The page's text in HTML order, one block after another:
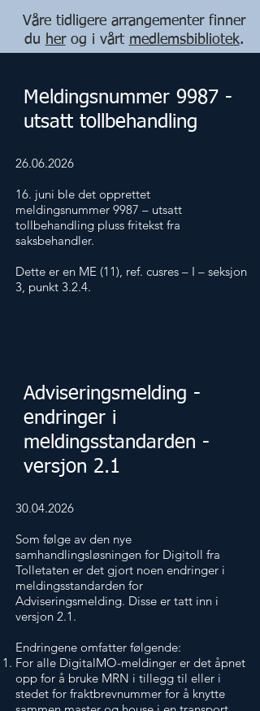
Våre tidligere arrangementer finner
du herog i vårt medlemsbibliotek.
Meldingsnummer 9987 -
utsatt tollbehandling
26.06.2026
16. juni ble det opprettet
meldingsnummer 9987 – utsatt
tollbehandling pluss fritekst fra
saksbehandler.
Dette er en ME (11), ref. cusres – I – seksjon
3, punkt 3.2.4.
Adviseringsmelding -
endringer i
meldingsstandarden -
versjon 2.1
30.04.2026
Som følge av den nye
samhandlingsløsningen for Digitoll fra
Tolletaten er det gjort noen endringer i
meldingsstandarden for
Adviseringsmelding. Disse er tatt inn i
versjon 2.1.
Endringene omfatter følgende:
For alle DigitalMO-meldinger er det åpnet
opp for å bruke MRN i tillegg til eller i
stedet for fraktbrevnummer for å knytte